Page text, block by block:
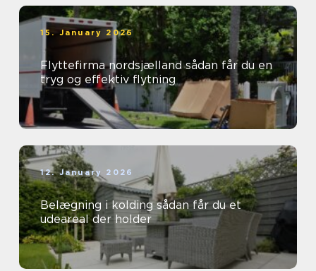
15. January 2026
Flyttefirma nordsjælland sådan får du en
tryg og effektiv flytning
12. January 2026
Belægning i kolding sådan får du et
udeareal der holder